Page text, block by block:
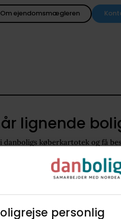
personlig​
Om ejendomsmægleren
lignende
danboligs køberkartotek og få
160 - 210 m2 Villa
Opret med egne